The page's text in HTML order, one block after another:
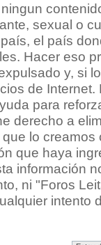
sexual o
el país
Hacer eso
y, si
de
para
derecho a
lo
que haya
información
ni "Foros
intento